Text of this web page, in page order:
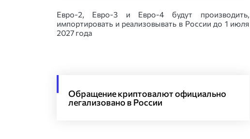
Евро-2, Евро-3 и Евро-4 будут производить,
импортировать и реализовывать в России до 1 июля
2027 года
Обращение криптовалют официально
легализовано в России